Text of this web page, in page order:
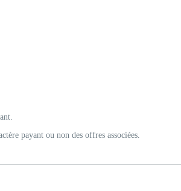
payant ou non des offres associées.